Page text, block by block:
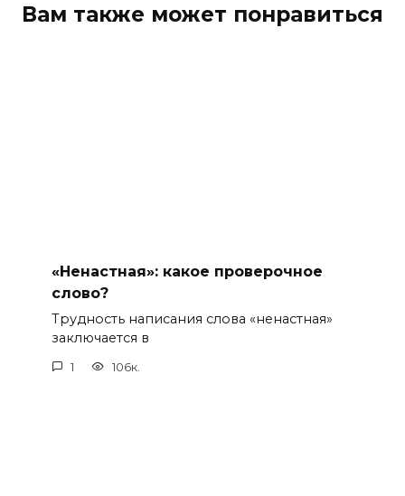
Вам также может понравиться
«Ненастная»: какое проверочное
слово?
Трудность написания слова «ненастная»
заключается в
1 106к.